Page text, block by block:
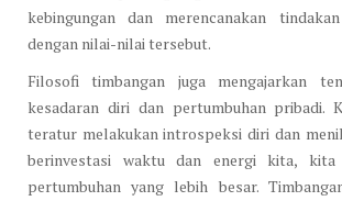
kebingungan dan merencanakan
dengan nilai-nilai tersebut.
Filosofi timbangan juga mengajarkan
kesadaran diri dan pertumbuhan pribadi.
teratur melakukan introspeksi diri dan
berinvestasi waktu dan energi kita, kita
pertumbuhan yang lebih besar.